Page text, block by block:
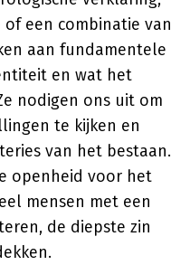
een combinatie van
aan fundamentele
en wat het
nodigen ons uit om
te kijken en
van het bestaan.
openheid voor het
mensen met een
de diepste zin